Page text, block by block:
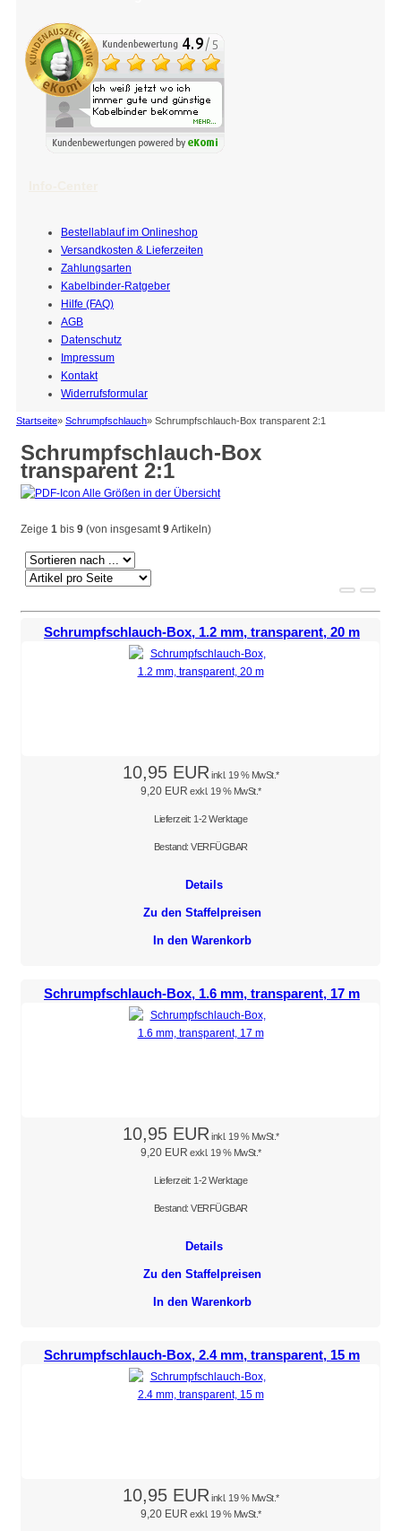
Bestellablauf im Onlineshop
Versandkosten & Lieferzeiten
Zahlungsarten
Kabelbinder-Ratgeber
Hilfe (FAQ)
AGB
Datenschutz
Impressum
Kontakt
Widerrufsformular
Startseite» Schrumpfschlauch» Schrumpfschlauch-Box transparent 2:1
Schrumpfschlauch-Box
transparent 2:1
Alle Größen in der Übersicht
Zeige 1 bis 9 (von insgesamt 9Artikeln)
Schrumpfschlauch-Box, 1.2 mm, transparent, 20 m
10,95 EUR inkl. 19 % MwSt.*
9,20 EUR exkl. 19 % MwSt.*
Lieferzeit: 1-2 Werktage
Bestand: VERFÜGBAR
Details
Zu den Staffelpreisen
In den Warenkorb
Schrumpfschlauch-Box, 1.6 mm, transparent, 17 m
10,95 EUR inkl. 19 % MwSt.*
9,20 EUR exkl. 19 % MwSt.*
Lieferzeit: 1-2 Werktage
Bestand: VERFÜGBAR
Details
Zu den Staffelpreisen
In den Warenkorb
Schrumpfschlauch-Box, 2.4 mm, transparent, 15 m
10,95 EUR inkl. 19 % MwSt.*
9,20 EUR exkl. 19 % MwSt.*